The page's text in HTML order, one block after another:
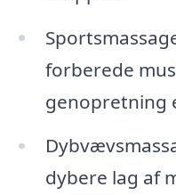
forberede
genopretning
dybere lag af